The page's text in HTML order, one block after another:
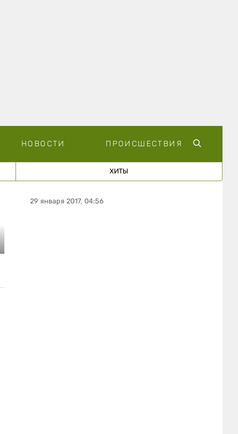
НОВОСТИ ПРОИСШЕСТВИЯ
ХИТЫ
29 января 2017, 04:56